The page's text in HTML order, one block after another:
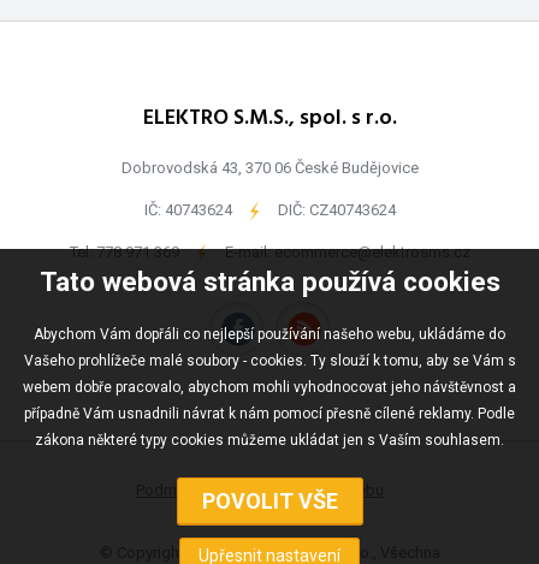
Tato webová stránka používá cookies
Abychom Vám dopřáli co nejlepší používání našeho webu, ukládáme do
Vašeho prohlížeče malé soubory - cookies. Ty slouží k tomu, aby se Vám s
webem dobře pracovalo, abychom mohli vyhodnocovat jeho návštěvnost a
případně Vám usnadnili návrat k nám pomocí přesně cílené reklamy. Podle
zákona některé typy cookies můžeme ukládat jen s Vaším souhlasem.
ELEKTRO S.M.S., spol. s r.o.
Dobrovodská 43, 370 06 České Budějovice
IČ: 40743624 - DIČ: CZ40743624
Tel:778 971 369 - E-mail:ecommerce@elektrosms.cz
Podmínky užívání Mapa webu
© Copyright ELEKTRO S.M.S., spol s r.o., Všechna